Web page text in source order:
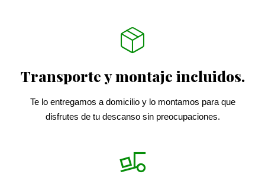
Transporte y montaje incluidos.
Te lo entregamos a domicilio y lo montamos para que
disfrutes de tu descanso sin preocupaciones.